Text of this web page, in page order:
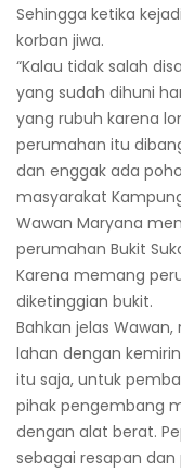
Sehingga ketika
korban jiwa.
“Kalau tidak salah
yang sudah dihuni
yang rubuh karena
perumahan itu
dan enggak ada
masyarakat
Wawan Maryana
perumahan Bukit
Karena memang
diketinggian bukit.
Bahkan jelas
lahan dengan
itu saja, untuk
pihak pengembang
dengan alat berat.
sebagai resapan